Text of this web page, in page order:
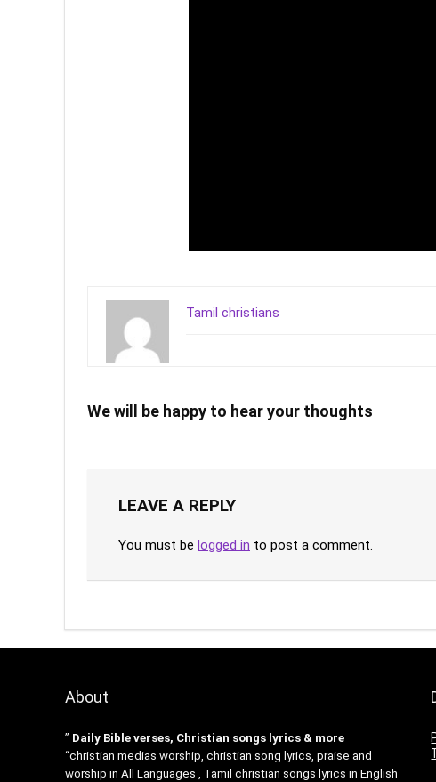
Tamil christians
We will be happy to hear your thoughts
LEAVE A REPLY
You must be logged in to post a comment.
About
” Daily Bible verses, Christian songs lyrics & more
“christian medias worship, christian song lyrics, praise and
worship in All Languages , Tamil christian songs lyrics in English